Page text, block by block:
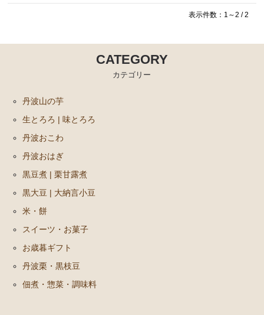
表示件数：1～2 / 2
CATEGORY
カテゴリー
丹波山の芋
生とろろ | 味とろろ
丹波おこわ
丹波おはぎ
黒豆煮 | 栗甘露煮
黒大豆 | 大納言小豆
米・餅
スイーツ・お菓子
お歳暮ギフト
丹波栗・黒枝豆
佃煮・惣菜・調味料